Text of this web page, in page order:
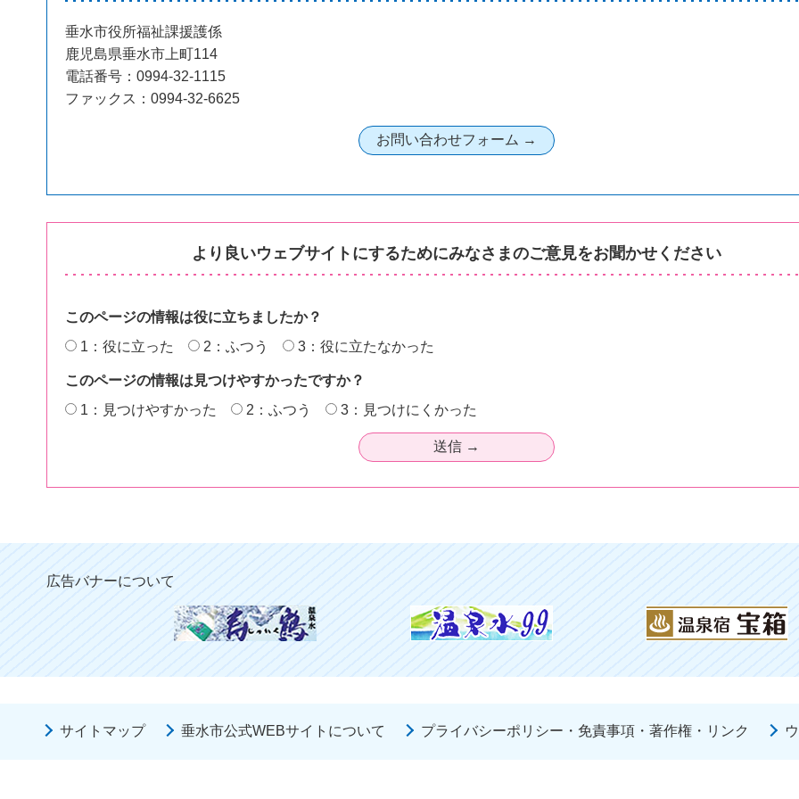
垂水市役所福祉課援護係
鹿児島県垂水市上町114
電話番号：0994-32-1115
ファックス：0994-32-6625
より良いウェブサイトにするためにみなさまのご意見をお聞かせください
このページの情報は役に立ちましたか？
1：役に立った
2：ふつう 3：役に立たなかった
このページの情報は見つけやすかったですか？
1：見つけやすかった
2：ふつう 3：見つけにくかった
広告バナーについて
サイトマップ 垂水市公式WEBサイトについて プライバシーポリシー・免責事項・著作権・リンク